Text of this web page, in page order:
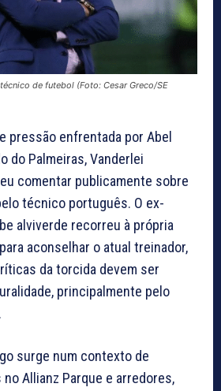
de futebol (Foto: Cesar Greco/SE
pressão enfrentada por Abel
do Palmeiras, Vanderlei
comentar publicamente sobre
técnico português. O ex-
alviverde recorreu à própria
aconselhar o atual treinador,
da torcida devem ser
principalmente pelo
surge num contexto de
Allianz Parque e arredores,